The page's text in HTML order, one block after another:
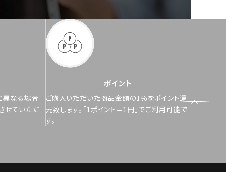
異なる場合
せていただ
ポイント
ご購入いただいた商品金額の1％をポイント還
元致します。「1ポイント＝1円」でご利用可能で
す。